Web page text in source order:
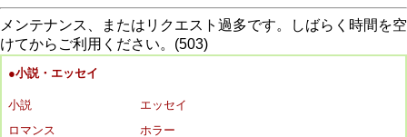
メンテナンス、またはリクエスト過多です。しばらく時間を空
けてからご利用ください。(503)
●小説・エッセイ
小説
エッセイ
ロマンス
ホラー